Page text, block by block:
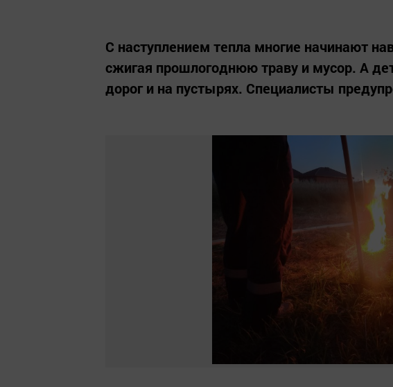
С наступлением тепла многие начинают
сжигая прошлогоднюю траву и мусор. А
дорог и на пустырях. Специалисты